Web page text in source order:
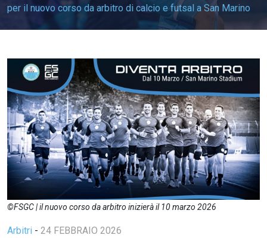
per il nuovo corso da arbitro di calcio e futsal a San Marino
©FSGC | il nuovo corso da arbitro inizierà il 10 marzo 2026
Arbitri - 24 FEBBRAIO 2026